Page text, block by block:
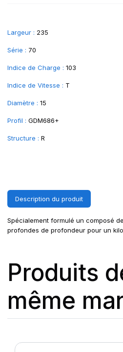
Largeur : 235
Série : 70
Indice de Charge : 103
Indice de Vitesse : T
Diamètre : 15
Profil : GDM686+
Structure : R
Description du produit
Spécialement formulé un composé
profondes de profondeur pour un
Produits
même